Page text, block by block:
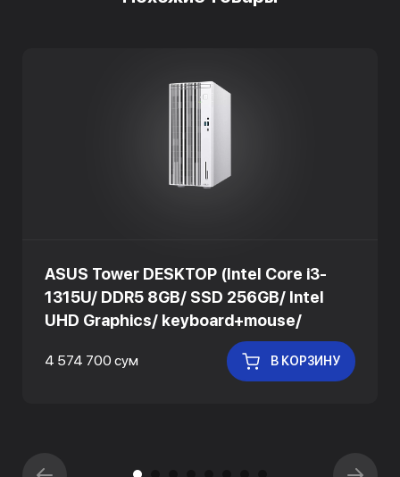
ASUS Tower DESKTOP (Intel Core i3-
1315U/ DDR5 8GB/ SSD 256GB/ Intel
UHD Graphics/ keyboard+mouse/
4 574 700 сум В КОРЗИНУ